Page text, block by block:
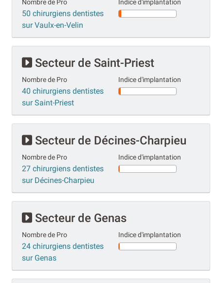
Nombre de Pro
50 chirurgiens dentistes
sur Vaulx-en-Velin
Indice d'implantation
Secteur de Saint-Priest
Nombre de Pro
40 chirurgiens dentistes
sur Saint-Priest
Indice d'implantation
Secteur de Décines-Charpieu
Nombre de Pro
27 chirurgiens dentistes
sur Décines-Charpieu
Indice d'implantation
Secteur de Genas
Nombre de Pro
24 chirurgiens dentistes
sur Genas
Indice d'implantation